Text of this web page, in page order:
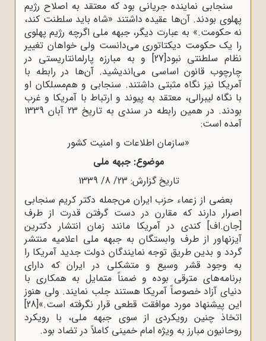
سنجابی نماینده جریانی بود که معتقد به اصلاح رژیم
پهلوی بودند. آن‌ها عقیده داشتند «شاه باید سلطنت کند،
نه حکومت.» به عبارت دیگر، جبهه ملی اگرچه رژیم پهلوی
را‌‌ ‌‌یک حکومت دیکتاتوری می‌دانست ولی خواهان تغییر
نظام سلطنتی‌‌ ‌‌نبود[27]
و به مبارزه‌ پارلمانتاریستی در
چارچوب قانون‌ اساسی‌ می‌اندیشید. آن‌ها در رابطه با
آمریکا نیز نگاه مثبتی داشتند. سنجابی و هم‌مسلکان او
با نگاه لیبرالی، معتقد به پیوند و ارتباط با آمریکا و غرب
بودند. در همین رابطه در سندی به تاریخ 23 آبان 1339
آمده است:
«سازمان اطلاعات و امنیت کشور
موضوع: جبهه ملی
تاریخ گزارش: 23/ 8/ 1339
بعضی از زعماء حزب ایران من‌جمله دکتر کریم سنجابی
اصرار دارند که مقارن در دست گرفتن قدرت از طرف
[جان.اف] کندی در آمریکا مانند زمان انتشار دکترین
آیزنهاور از طرف وابستگان به جبهه ملی اعلامیه منتشر
گردد و بدین طریق توجه نمایندگان دولت جدید آمریکا را
به وجود قشر وسیع و متشکلی در ایران که دارای
برنامه‌های مترقی بوده و ضمناً متمایل به همکاری با
دنیای آزاد خصوصاً آمریکا هستند جلب نمایند. ولی هنوز
این پیشنهاد مورد موافقت قطعی قرار نگرفته است.»[28]
اتخاذ چنین رویکردی از سوی جبهه ملی، با رویکرد
روحانیون مبارز به ویژه امام خمینی کاملاً در تضاد بود.